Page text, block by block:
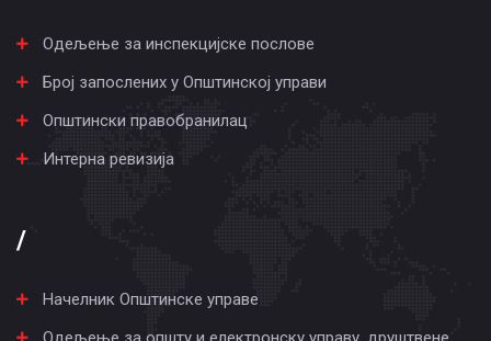
Одељење за инспекцијске послове
Број запослених у Општинској управи
Општински правобранилац
Интерна ревизија
/
Начелник Општинске управе